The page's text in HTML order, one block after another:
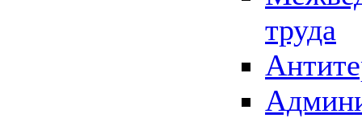
труда